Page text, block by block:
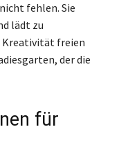
fehlen. Sie
lädt zu
Kreativität freien
der die
für